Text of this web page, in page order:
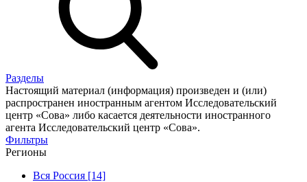
Разделы
Настоящий материал (информация) произведен и (или)
распространен иностранным агентом Исследовательский
центр «Сова» либо касается деятельности иностранного
агента Исследовательский центр «Сова».
Фильтры
Регионы
Вся Россия [14]